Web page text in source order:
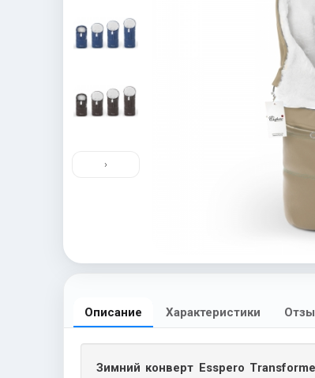
›
Описание Характеристики
Зимний конверт Esspero